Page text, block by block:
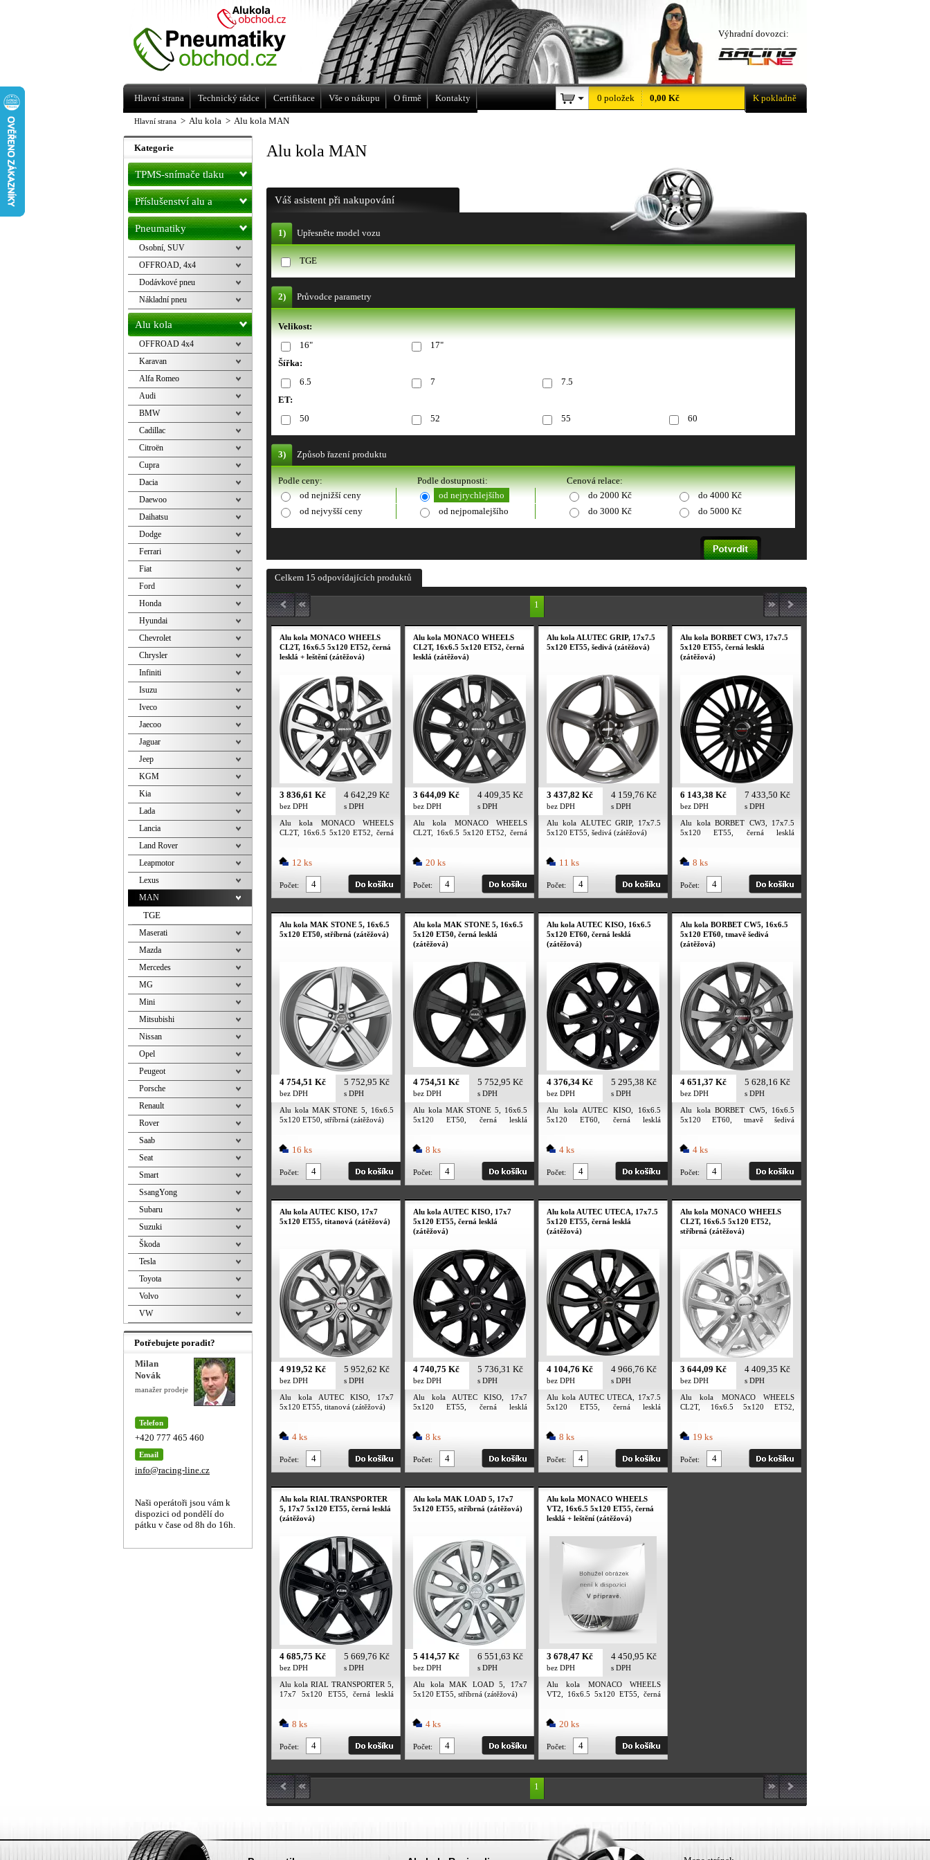
Hlavní strana > Alu kola > Alu kola MAN
Alu kola MAN
Váš asistent při nakupování
1) Upřesněte model vozu
TGE
2) Průvodce parametry
Velikost:
16"
17"
Šířka:
6.5
7
7.5
ET:
50
52 55 60
3) Způsob řazení produktu
Podle ceny: Podle dostupnosti:
Cenová relace:
od nejnižší ceny
od nejrychlejšího do 2000 Kč
do 4000 Kč
od nejvyšší ceny
od nejpomalejšího do 3000 Kč do 5000 Kč
Celkem 15 odpovídajících produktů
1
Alu kola MONACO WHEELS
CL2T, 16x6.5 5x120 ET52, černá
lesklá + leštění (zátěžová)
3 836,61 Kč
bez DPH
4 642,29 Kč
s DPH
Alu kola MONACO WHEELS
CL2T, 16x6.5 5x120 ET52, černá
12 ks
Počet:
Alu kola MONACO WHEELS
CL2T, 16x6.5 5x120 ET52, černá
lesklá (zátěžová)
3 644,09 Kč
bez DPH
4 409,35 Kč
s DPH
Alu kola MONACO WHEELS
CL2T, 16x6.5 5x120 ET52, černá
20 ks
Počet:
Alu kola ALUTEC GRIP, 17x7.5
5x120 ET55, šedivá (zátěžová)
3 437,82 Kč
bez DPH
4 159,76 Kč
s DPH
Alu kola ALUTEC GRIP, 17x7.5
5x120 ET55, šedivá (zátěžová)
11 ks
Počet:
Alu kola BORBET CW3, 17x7.5
5x120 ET55, černá lesklá
(zátěžová)
6 143,38 Kč
bez DPH
7 433,50 Kč
s DPH
Alu kola BORBET CW3, 17x7.5
5x120 ET55, černá lesklá
8 ks
Počet:
Alu kola MAK STONE 5, 16x6.5
5x120 ET50, stříbrná (zátěžová)
4 754,51 Kč
bez DPH
5 752,95 Kč
s DPH
Alu kola MAK STONE 5, 16x6.5
5x120 ET50, stříbrná (zátěžová)
16 ks
Počet:
Alu kola MAK STONE 5, 16x6.5
5x120 ET50, černá lesklá
(zátěžová)
4 754,51 Kč
bez DPH
5 752,95 Kč
s DPH
Alu kola MAK STONE 5, 16x6.5
5x120 ET50, černá lesklá
8 ks
Počet:
Alu kola AUTEC KISO, 16x6.5
5x120 ET60, černá lesklá
(zátěžová)
4 376,34 Kč
bez DPH
5 295,38 Kč
s DPH
Alu kola AUTEC KISO, 16x6.5
5x120 ET60, černá lesklá
4 ks
Počet:
Alu kola BORBET CW5, 16x6.5
5x120 ET60, tmavě šedivá
(zátěžová)
4 651,37 Kč
bez DPH
5 628,16 Kč
s DPH
Alu kola BORBET CW5, 16x6.5
5x120 ET60, tmavě šedivá
4 ks
Počet:
Alu kola AUTEC KISO, 17x7
5x120 ET55, titanová (zátěžová)
4 919,52 Kč
bez DPH
5 952,62 Kč
s DPH
Alu kola AUTEC KISO, 17x7
5x120 ET55, titanová (zátěžová)
4 ks
Počet:
Alu kola AUTEC KISO, 17x7
5x120 ET55, černá lesklá
(zátěžová)
4 740,75 Kč
bez DPH
5 736,31 Kč
s DPH
Alu kola AUTEC KISO, 17x7
5x120 ET55, černá lesklá
8 ks
Počet:
Alu kola AUTEC UTECA, 17x7.5
5x120 ET55, černá lesklá
(zátěžová)
4 104,76 Kč
bez DPH
4 966,76 Kč
s DPH
Alu kola AUTEC UTECA, 17x7.5
5x120 ET55, černá lesklá
8 ks
Počet:
Alu kola MONACO WHEELS
CL2T, 16x6.5 5x120 ET52,
stříbrná (zátěžová)
3 644,09 Kč
bez DPH
4 409,35 Kč
s DPH
Alu kola MONACO WHEELS
CL2T, 16x6.5 5x120 ET52,
19 ks
Počet:
Alu kola RIAL TRANSPORTER
5, 17x7 5x120 ET55, černá lesklá
(zátěžová)
4 685,75 Kč
bez DPH
5 669,76 Kč
s DPH
Alu kola RIAL TRANSPORTER 5,
17x7 5x120 ET55, černá lesklá
8 ks
Počet:
Alu kola MAK LOAD 5, 17x7
5x120 ET55, stříbrná (zátěžová)
5 414,57 Kč
bez DPH
6 551,63 Kč
s DPH
Alu kola MAK LOAD 5, 17x7
5x120 ET55, stříbrná (zátěžová)
4 ks
Počet:
Alu kola MONACO WHEELS
VT2, 16x6.5 5x120 ET55, černá
lesklá + leštění (zátěžová)
3 678,47 Kč
bez DPH
4 450,95 Kč
s DPH
Alu kola MONACO WHEELS
VT2, 16x6.5 5x120 ET55, černá
20 ks
Počet:
1
Kategorie
TPMS-snímače tlaku
Příslušenství alu a
pneu
Pneumatiky
Osobní, SUV
OFFROAD, 4x4
Dodávkové pneu
Nákladní pneu
Alu kola
OFFROAD 4x4
Karavan
Alfa Romeo
Audi
BMW
Cadillac
Citroën
Cupra
Dacia
Daewoo
Daihatsu
Dodge
Ferrari
Fiat
Ford
Honda
Hyundai
Chevrolet
Chrysler
Infiniti
Isuzu
Iveco
Jaecoo
Jaguar
Jeep
KGM
Kia
Lada
Lancia
Land Rover
Leapmotor
Lexus
MAN
TGE
Maserati
Mazda
Mercedes
MG
Mini
Mitsubishi
Nissan
Opel
Peugeot
Porsche
Renault
Rover
Saab
Seat
Smart
SsangYong
Subaru
Suzuki
Škoda
Tesla
Toyota
Volvo
VW
Potřebujete poradit?
Milan
Novák
manažer prodeje
Telefon
+420 777 465 460
Email
info@racing-line.cz
Naši operátoři jsou vám k
dispozici od pondělí do
pátku v čase od 8h do 16h.
Levné pneumatiky letní, zimní, Alu kola
a litá kola Racing Line
Výhradní dovozci:
Hlavní strana Technický rádce Certifikace Vše o nákupu O firmě Kontakty 0 položek 0,00 Kč K pokladně
Nahoru